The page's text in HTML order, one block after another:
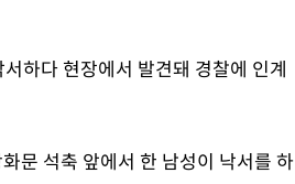
하다 현장에서 발견돼 경찰에 인계
문 석축 앞에서 한 남성이 낙서를 하